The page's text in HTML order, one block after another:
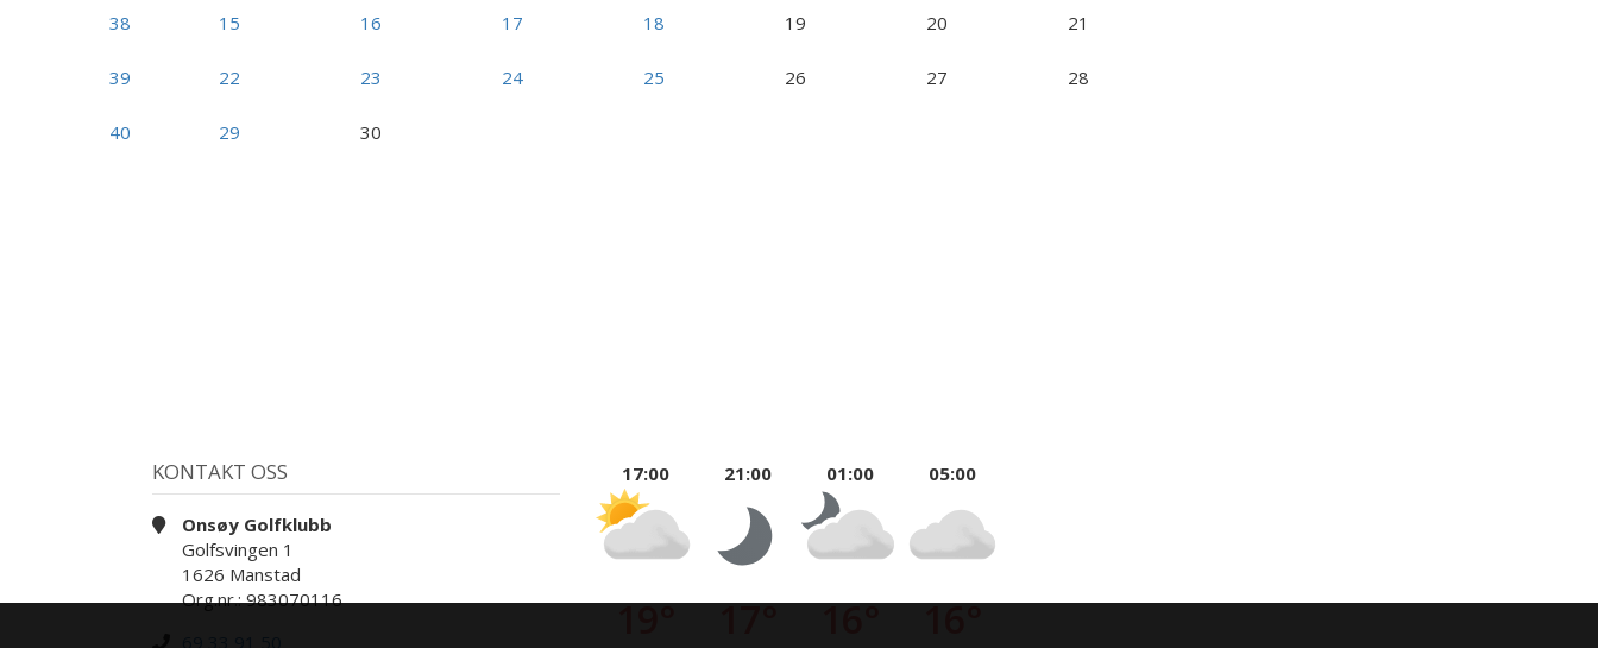
38 15 16 17 18 19 20 21
39 22 23 24 25 26 27 28
40 29 30
KONTAKT OSS
Onsøy Golfklubb
Golfsvingen 1
1626 Manstad
Org.nr.: 983070116
17:00
19°
21:00
17°
01:00
16°
05:00
16°